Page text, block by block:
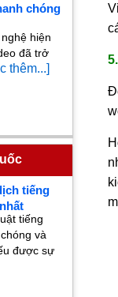
chóng
hiện
đã trở
thêm...]
tiếng
tiếng
và
được sự